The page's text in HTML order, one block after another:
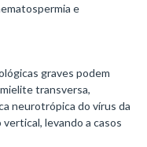
e
graves podem
transversa,
neurotrópica do vírus da
levando a casos